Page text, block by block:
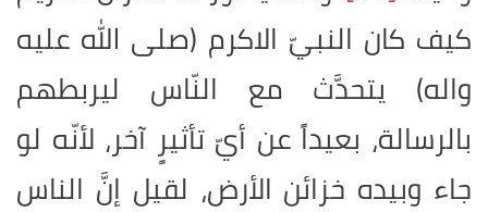
كيف كان النبيّ الاكرم (صلى الله عليه
واله) يتحدَّث مع النّاس ليربطهم
بالرسالة، بعيداً عن أيّ تأثيرٍ آخر، لأنّه لو
جاء وبيده خزائن الأرض، لقيل إنَّ الناس